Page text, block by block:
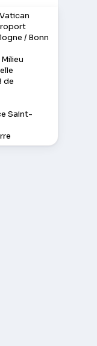
/ Bonn
de
Saint-